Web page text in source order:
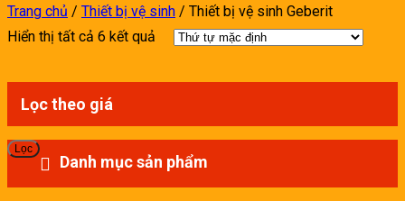
Trang chủ / Thiết bị vệ sinh / Thiết bị vệ sinh Geberit
Hiển thị tất cả 6 kết quả
Lọc theo giá
Lọc
Danh mục sản phẩm